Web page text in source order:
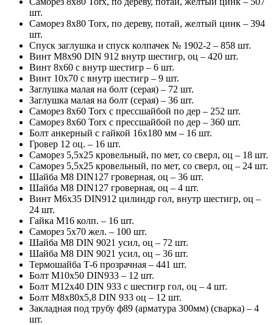
шт.
Саморез 8х80 Torx, по дереву, потай, желтый цинк – 394
шт.
Спуск заглушка и спуск колпачек № 1902-2 – 858 шт.
Винт М8х90 DIN 912 внутр шестигр, оц – 420 шт.
Винт 8х60 с внутр шестигр – 6 шт.
Винт 10х70 с внутр шестигр – 9 шт.
Заглушка малая на болт (серая) – 72 шт.
Заглушка малая на болт (серая) – 36 шт.
Саморез 8х60 Torx с прессшайбой по дер – 252 шт.
Саморез 8х60 Torx с прессшайбой по дер – 360 шт.
Болт анкерный с гайкой 16х180 мм – 16 шт.
Гровер 12 оц. – 16 шт.
Саморез 5,5х25 кровельный, по мет, со сверл, оц – 18 шт.
Саморез 5,5х25 кровельный, по мет, со сверл, оц – 24 шт.
Шайба М8 DIN127 гроверная, оц – 36 шт.
Шайба М8 DIN127 гроверная, оц – 4 шт.
Винт М6х35 DIN912 цилиндр гол, внутр шестигр, оц –
24 шт.
Гайка М16 колп. – 16 шт.
Саморез 5х70 жел. – 100 шт.
Шайба М8 DIN 9021 усил, оц – 72 шт.
Шайба М8 DIN 9021 усил, оц – 36 шт.
Термошайба Т-6 прозрачная – 441 шт.
Болт М10х50 DIN933 – 12 шт.
Болт М12х40 DIN 933 с шестигр гол, оц – 4 шт.
Болт М8х80х5,8 DIN 933 оц – 12 шт.
Закладная под трубу ф89 (арматура 300мм) (сварка) – 4
шт.